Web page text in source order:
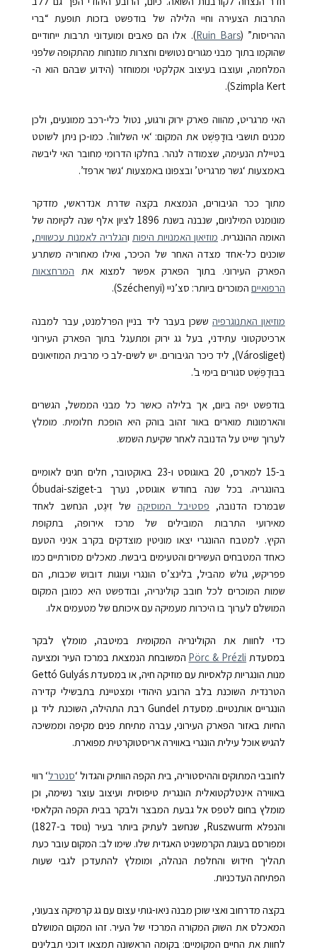
התרבות הצעירה וחיי הלילה של בודפשט בזכות תופעת “ברי
ההריסות” (Ruin Bars). אלו הם פאבים ומועדוני תרבות ייחודיים
שהוקמו בתוך מבני מגורים נטושים וחצרות מוזנחות מהתקופה שלפני
המלחמה, ועוצבו בעיצוב אקלקטי וממוחזר (הידוע שבהם הוא ה-
Szimpla Kert).
האי מרגריט, מהווה פארק ירוק ורגוע, נטול כלי-רכב ממונעים, ולכן
מכנים תושבי בּוּדָפֵּשְׁט את המקום: ‘אי השלווה’. כמו-כן ניתן לשוטט
בטיילת הנעימה, שצמודה לנהר. בחלקו הדרומי מחובר האי ליבשה
באמצעות ‘גשר מרגריט’ ובצפונו באמצעות ‘גשר ארפד’.
מתוך ככר הגיבורים, הנמצאת בקצה שדרת אנדראשי, מזדקר
מונומנט המילניום, שנבנה בשנת 1896 לציון אלף שנה לקיומה של
האומה ההונגרית. מוזיאון האמנויות היפות והגלריה לאמנות עכשווית,
שוכנים כל-אחד מצדה האחר של הכיכר, ואילו מאחוריה משתרע
הפארק העירוני. בתוך הפארק אפשר למצוא את המרחצאות
הרפואיים המוכרים ביותר: סצ’ניי (Széchenyi).
מוזיאון האתנוגרפיה ששכן בעבר ליד בניין הפרלמנט, עבר למבנה
ארכיטקטוני עתידני, בעל גג ירוק ומתעגל בתוך הפארק העירוני
(Városliget), ליד כיכר הגיבורים. יש לשים-לב כי מרבית המוזיאונים
בבּוּדָפֵּשְׁט סגורים בימי ב’.
בודפשט יפה ביום, אך בלילה כאשר כל מבני הממשל, הגשרים
והארמונות מוארים באור זהוב בוהק היא הופכת חלומית. מומלץ
לערוך שייט על הדנובה לאחר שקיעת השמש.
ב-15 למארס, 20 באוגוסט ו-23 באוקטובר, חלים חגים לאומיים
בהונגריה. בכל שנה בחודש אוגוסט, נערך ב-Óbudai-sziget
שבמרכז הדנובה, פסטיבל המוסיקה של זִיגֶט, הנחשב לאחד
מאירועי התרבות המובילים של מרכז אירופה, בתקופת
הקיץ. למטבח ההונגרי יצאו מוניטין מוצדקים בקרב אניני הטעם
כאחד המטבחים העשירים והטעימים ביבשת. מאכלים מסורתיים כמו
פפריקש, גולש מהביל, בלינצ’ס הונגרי ועוגות דובוש שכבות, הם
שמות המוכרים לכל חובב קולינריה, ובודפשט היא כמובן המקום
המושלם לערוך בו היכרות מעמיקה עם איכותם של מטעמים אלו.
כדי לחוות את הקולינריה המקומית במיטבה, מומלץ לבקר
במסעדת Pörc & Prézli המשובחת הנמצאת במרכז העיר ומציעה
מנות הונגריות קלאסיות עם מוזיקה חיה, או במסעדתGettó Gulyás
הטרנדית השוכנת בלב הרובע היהודי ומצטיינת בתבשילי קדירה
הונגריים אותנטיים. מסעדתGundel רבת התהילה, השוכנת ליד גן
החיות באזור הפארק העירוני, עברה מתיחת פנים מקיפה וממשיכה
להגיש אוכל עילית הונגרי באווירה אריסטוקרטית מפוארת.
לחובבי המתוקים וההיסטוריה, בית הקפה הוותיק והגדול ‘סנטרל‘ רווי
באווירה אינטלקטואלית הונגרית טיפוסית ועיצוב עוצר נשימה, וכן
מומלץ בחום לטפס אל גבעת המבצר ולבקר בבית הקפה הקלאסי
והנפלא Ruszwurm
, שנחשב לעתיק ביותר בעיר (נוסד ב-1827)
ומפורסם בעוגת הקרמשניט האגדית שלו. שימו לב: המקום עובר כעת
תהליך חידוש והחלפת הנהלה, ומומלץ להתעדכן לגבי שעות
הפתיחה העדכניות.
בקצה מדרחוב ואצי שוכן מבנה ניאו-גותי עצום עם גג קרמיקה צבעוני,
המאכלס את השוק המקורה המרכזי של העיר. זהו המקום המושלם
לחוות את החיים המקומיים: בקומה הראשונה תמצאו דוכני תבלינים